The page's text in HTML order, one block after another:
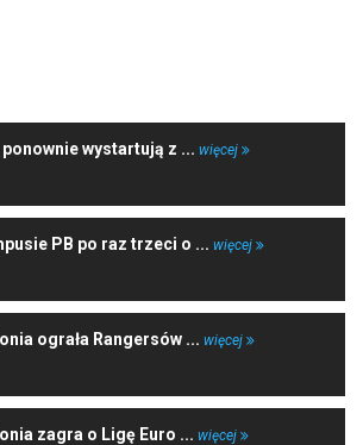
ponownie wystartują z ... więcej
PB po raz trzeci o ... więcej
ograła Rangersów ... więcej
zagra o Ligę Euro ... więcej